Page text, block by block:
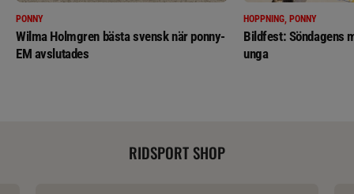
PONNY
Wilma Holmgren bästa svensk när ponny-
EM avslutades
HOPPNING, PONNY
Bildfest: Söndagens
unga
RIDSPORT SHOP